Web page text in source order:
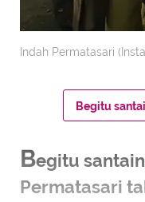
Indah Permatasari
Begitu
Permatasari